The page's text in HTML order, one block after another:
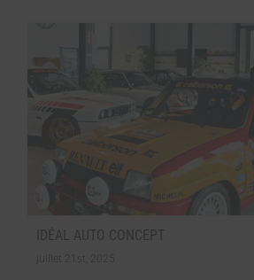
IDÉAL AUTO CONCEPT
juillet 21st, 2025